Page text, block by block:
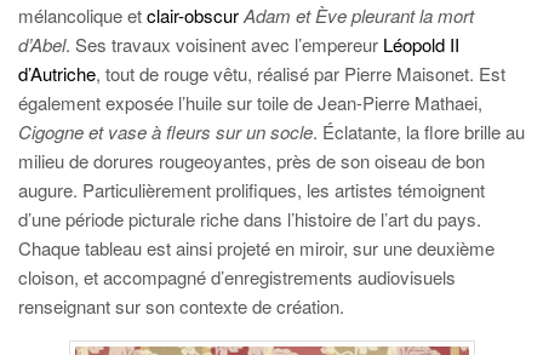
mélancolique etclair-obscurAdam et Ève pleurant la mort
d’Abel. Ses travaux voisinent avec l’empereur Léopold II
d’Autriche, tout de rouge vêtu, réalisé par Pierre Maisonet. Est
également exposée l’huile sur toile de Jean-Pierre Mathaei,
Cigogne et vase à fleurs sur un socle. Éclatante, la flore brille au
milieu de dorures rougeoyantes, près de son oiseau de bon
augure. Particulièrement prolifiques, les artistes témoignent
d’une période picturale riche dans l’histoire de l’art du pays.
Chaque tableau est ainsi projeté en miroir, sur une deuxième
cloison, et accompagné d’enregistrements audiovisuels
renseignant sur son contexte de création.